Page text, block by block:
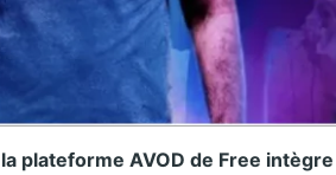
plateforme AVOD de Free